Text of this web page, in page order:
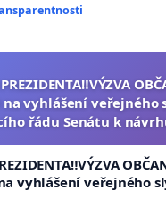
na vyhlášení
řádu Senátu k
republiky
na vyhlášení veřejného
řádu Senátu k návrhu